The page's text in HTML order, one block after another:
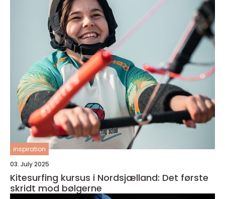
inspiration
03. July 2025
Kitesurfing kursus i Nordsjælland: Det første
skridt mod bølgerne